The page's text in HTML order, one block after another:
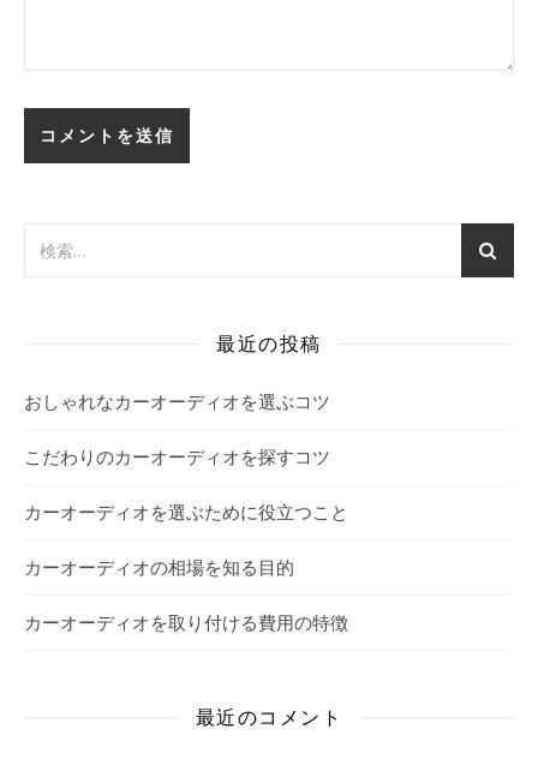
最近の投稿
おしゃれなカーオーディオを選ぶコツ
こだわりのカーオーディオを探すコツ
カーオーディオを選ぶために役立つこと
カーオーディオの相場を知る目的
カーオーディオを取り付ける費用の特徴
最近のコメント